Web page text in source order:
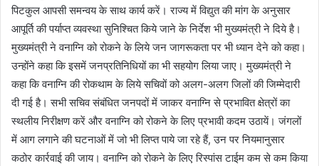
पिटकुल आपसी समन्वय के साथ कार्य करें। राज्य में विद्युत की मांग के अनुसार
आपूर्ति की पर्याप्त व्यवस्था सुनिश्चित किये जाने के निर्देश भी मुख्यमंत्री ने दिये है।
मुख्यमंत्री ने वनाग्नि को रोकने के लिये जन जागरूकता पर भी ध्यान देने को कहा।
उन्होंने कहा कि इसमें जनप्रतिनिधियों का भी सहयोग लिया जाए। मुख्यमंत्री ने
कहा कि वनाग्नि की रोकथाम के लिये सचिवों को अलग-अलग जिलों की जिम्मेदारी
दी गई है। सभी सचिव संबंधित जनपदों में जाकर वनाग्नि से प्रभावित क्षेत्रों का
स्थलीय निरीक्षण करें और वनाग्नि को रोकने के लिए प्रभावी कदम उठायें। जंगलों
में आग लगाने की घटनाओं में जो भी लिप्त पाये जा रहे हैं, उन पर नियमानुसार
कठोर कार्रवाई की जाय। वनाग्नि को रोकने के लिए रिस्पांस टाईम कम से कम किया